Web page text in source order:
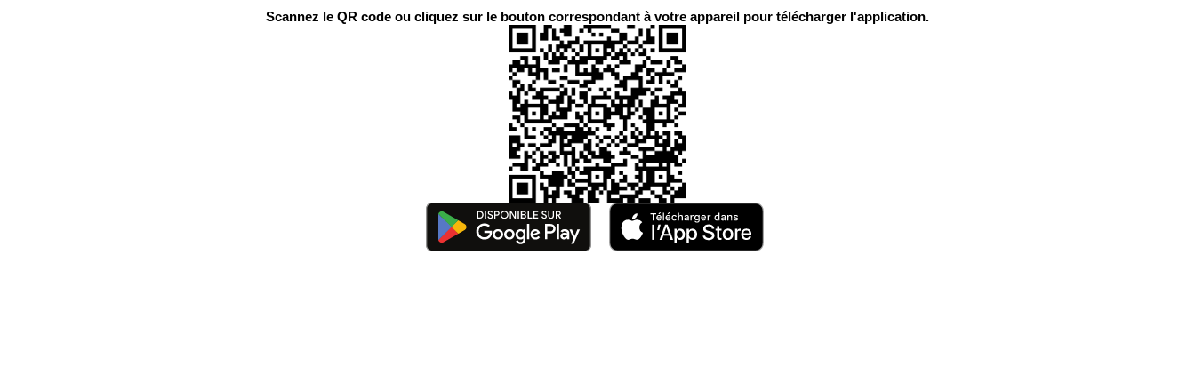
Scannez le QR code ou cliquez sur le bouton correspondant à votre appareil pour télécharger l'application.